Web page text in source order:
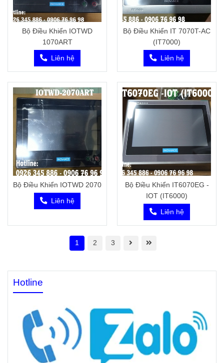
Bộ Điều Khiển IOTWD
1070ART
Liên hệ
Bộ Điều Khiển IT 7070T-AC
(IT7000)
Liên hệ
Bộ Điều Khiển IOTWD 2070
Liên hệ
Bộ Điều Khiển IT6070EG -
IOT (IT6000)
Liên hệ
1 2 3
Hotline